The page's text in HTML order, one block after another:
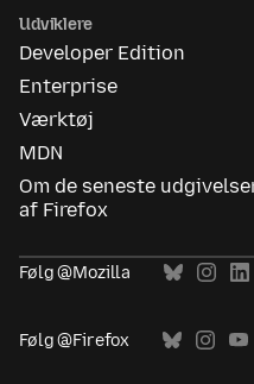
Udviklere
Developer Edition
Enterprise
Værktøj
MDN
Om de seneste
af Firefox
Følg @Mozilla
Følg @Firefox